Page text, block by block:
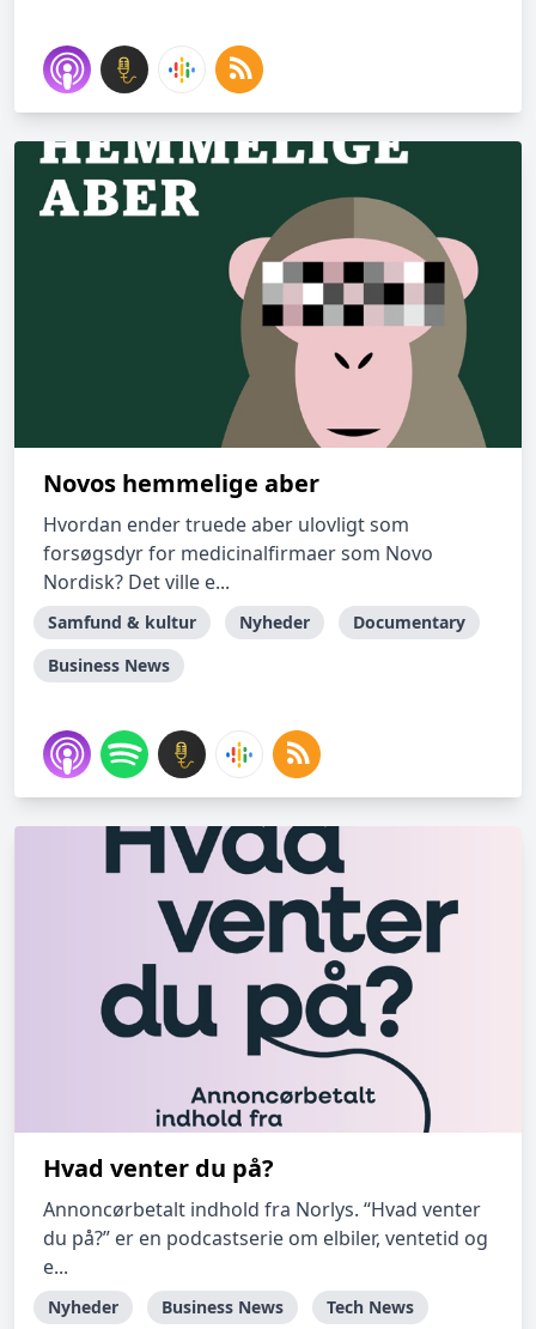
Novos hemmelige aber
Hvordan ender truede aber ulovligt som
forsøgsdyr for medicinalfirmaer som Novo
Nordisk? Det ville e...
Samfund & kultur Nyheder
Documentary
Business News
Hvad venter du på?
Annoncørbetalt indhold fra Norlys. “Hvad venter
du på?” er en podcastserie om elbiler, ventetid og
e...
Nyheder Business News Tech News